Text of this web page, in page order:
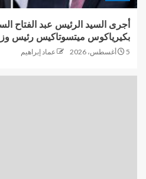
أجرى السيد الرئيس عبد الفتاح
بكيرياكوس ميتسوتاكيس رئيس
5 أغسطس، 2026 عماد إبراهيم